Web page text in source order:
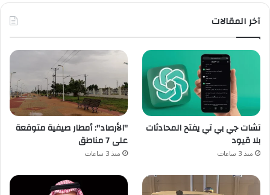
آخر المقالات
تشات جي بي تي يفتح المحادثات
بلا قيود
منذ 3 ساعات
"الأرصاد": أمطار صيفية متوقعة
على 7 مناطق
منذ 3 ساعات